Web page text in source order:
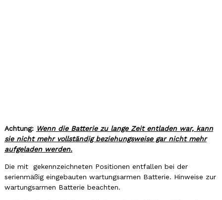
Achtung: Wenn die Batterie zu lange Zeit entladen war, kann
sie nicht mehr vollständig beziehungsweise gar nicht mehr
aufgeladen werden.
Die mit gekennzeichneten Positionen entfallen bei der
serienmäßig eingebauten wartungsarmen Batterie. Hinweise zur
wartungsarmen Batterie beachten.